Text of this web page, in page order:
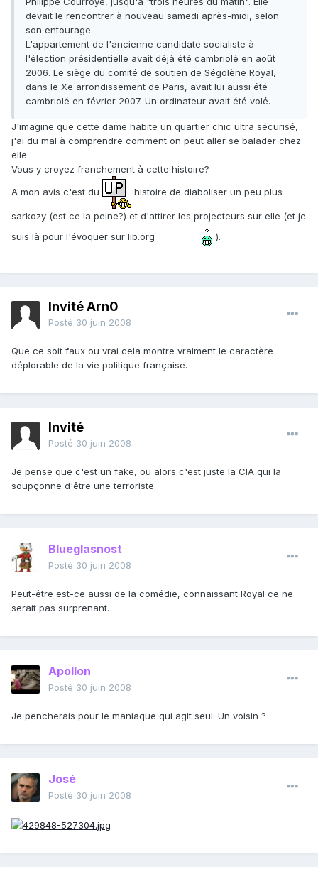
devait le rencontrer à nouveau samedi après-midi, selon
son entourage.
L'appartement de l'ancienne candidate socialiste à
l'élection présidentielle avait déjà été cambriolé en août
2006. Le siège du comité de soutien de Ségolène Royal,
dans le Xe arrondissement de Paris, avait lui aussi été
cambriolé en février 2007. Un ordinateur avait été volé.
J'imagine que cette dame habite un quartier chic ultra sécurisé,
j'ai du mal à comprendre comment on peut aller se balader chez
elle.
Vous y croyez franchement à cette histoire?
A mon avis c'est du
histoire de diaboliser un peu plus
sarkozy (est ce la peine?) et d'attirer les projecteurs sur elle (et je
suis là pour l'évoquer sur lib.org
).
Invité Arn0
Posté 30 juin 2008
Que ce soit faux ou vrai cela montre vraiment le caractère
déplorable de la vie politique française.
Invité
Posté 30 juin 2008
Je pense que c'est un fake, ou alors c'est juste la CIA qui la
soupçonne d'être une terroriste.
Blueglasnost
Posté 30 juin 2008
Peut-être est-ce aussi de la comédie, connaissant Royal ce ne
serait pas surprenant…
Apollon
Posté 30 juin 2008
Je pencherais pour le maniaque qui agit seul. Un voisin ?
José
Posté 30 juin 2008